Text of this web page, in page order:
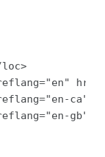
ca"
gb"